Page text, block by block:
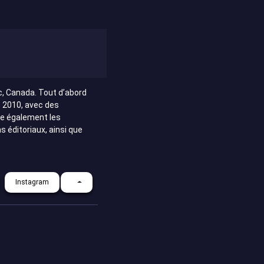
Tout d’abord
avec des
également les
éditoriaux, ainsi que
Instagram